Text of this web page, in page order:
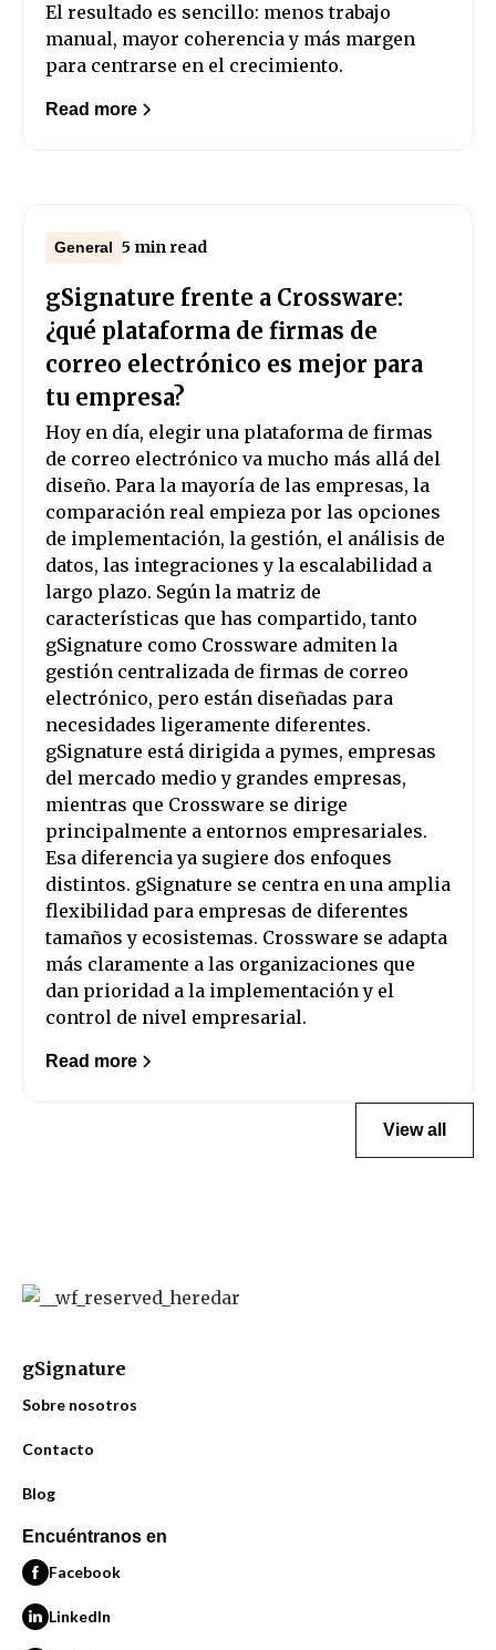
El resultado es sencillo: menos trabajo
manual, mayor coherencia y más margen
para centrarse en el crecimiento.
Read more
General 5 min read
gSignature frente a Crossware:
¿qué plataforma de firmas de
correo electrónico es mejor para
tu empresa?
Hoy en día, elegir una plataforma de firmas
de correo electrónico va mucho más allá del
diseño. Para la mayoría de las empresas, la
comparación real empieza por las opciones
de implementación, la gestión, el análisis de
datos, las integraciones y la escalabilidad a
largo plazo. Según la matriz de
características que has compartido, tanto
gSignature como Crossware admiten la
gestión centralizada de firmas de correo
electrónico, pero están diseñadas para
necesidades ligeramente diferentes.
gSignature está dirigida a pymes, empresas
del mercado medio y grandes empresas,
mientras que Crossware se dirige
principalmente a entornos empresariales.
Esa diferencia ya sugiere dos enfoques
distintos. gSignature se centra en una amplia
flexibilidad para empresas de diferentes
tamaños y ecosistemas. Crossware se adapta
más claramente a las organizaciones que
dan prioridad a la implementación y el
control de nivel empresarial.
Read more
View all
gSignature
Sobre nosotros
Contacto
Blog
Encuéntranos en
Facebook
LinkedIn